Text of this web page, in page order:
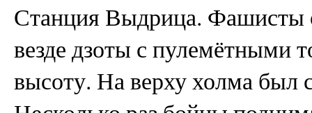
Станция Выдрица. Фашисты
везде дзоты с пулемётными
высоту. На верху холма был